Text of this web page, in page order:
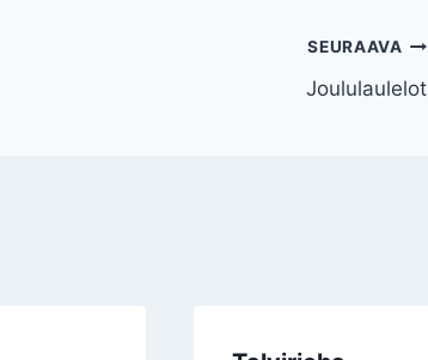
SEURAAVA
Joululaulelot